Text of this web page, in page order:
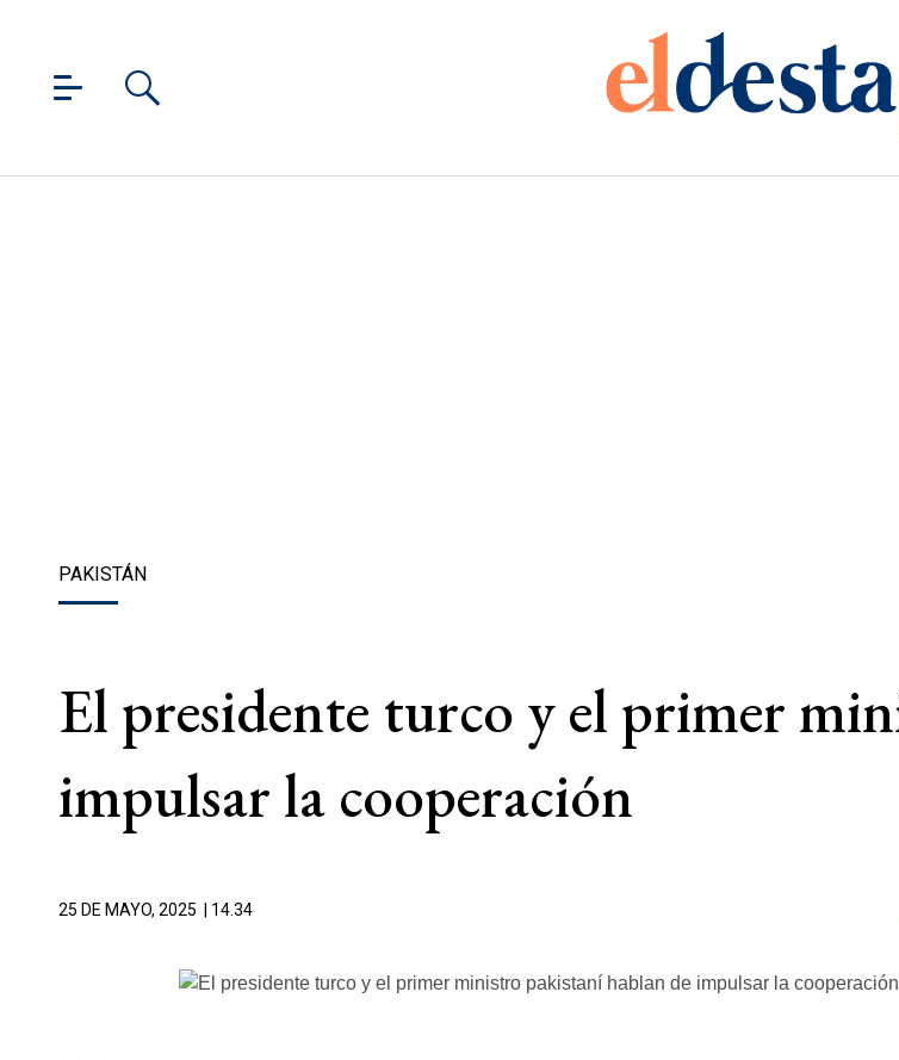
PAKISTÁN
El presidente turco y el primer
impulsar la cooperación
25 DE MAYO, 2025 | 14.34